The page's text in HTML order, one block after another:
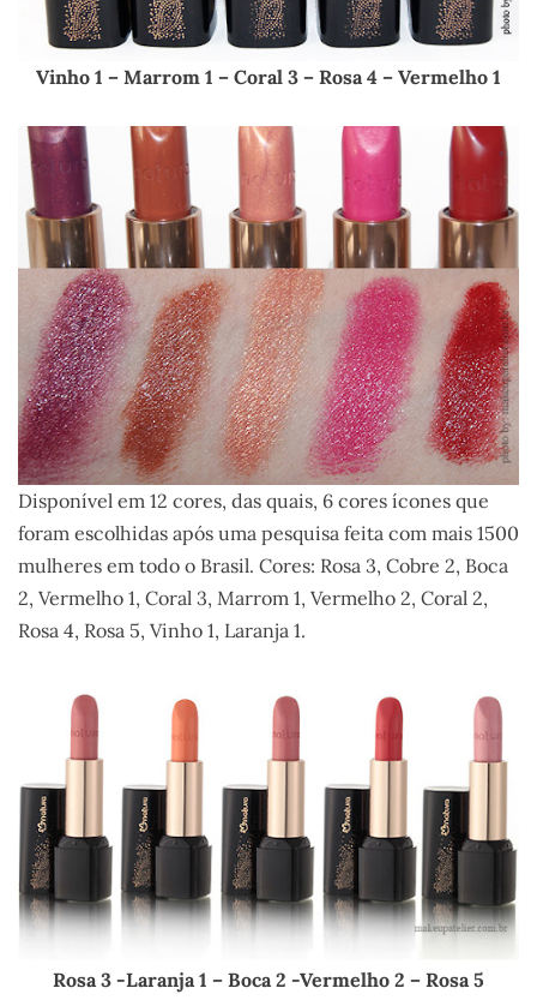
Vinho 1 – Marrom 1 – Coral 3 – Rosa 4 – Vermelho 1
Disponível em 12 cores, das quais, 6 cores ícones que
foram escolhidas após uma pesquisa feita com mais 1500
mulheres em todo o Brasil. Cores: Rosa 3, Cobre 2, Boca
2, Vermelho 1, Coral 3, Marrom 1, Vermelho 2, Coral 2,
Rosa 4, Rosa 5, Vinho 1, Laranja 1.
Rosa 3 -Laranja 1 – Boca 2 -Vermelho 2 – Rosa 5